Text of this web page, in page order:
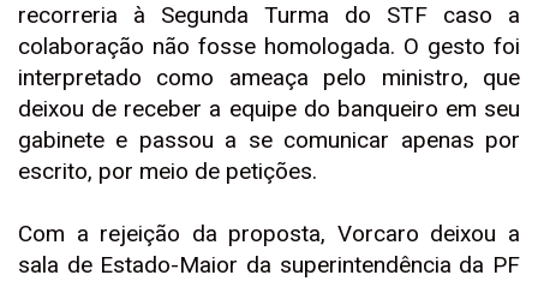
recorreria à Segunda Turma do STF caso a
colaboração não fosse homologada. O gesto foi
interpretado como ameaça pelo ministro, que
deixou de receber a equipe do banqueiro em seu
gabinete e passou a se comunicar apenas por
escrito, por meio de petições.
Com a rejeição da proposta, Vorcaro deixou a
sala de Estado-Maior da superintendência da PF